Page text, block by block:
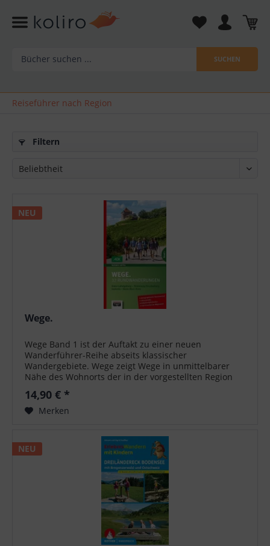
SUCHEN
Reiseführer nach Region
Filtern
NEU
Wege.
Wege Band 1 ist der Auftakt zu einer neuen
Wanderführer-Reihe abseits klassischer
Wandergebiete. Wege zeigt Wege in unmittelbarer
Nähe des Wohnorts der in der vorgestellten Region
ausgewählten...
14,90 € *
Merken
NEU